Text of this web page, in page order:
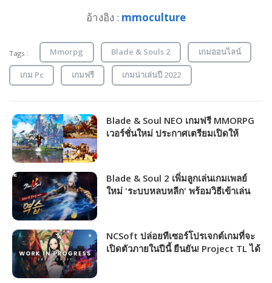
อ้างอิง : mmoculture
Tags : Mmorpg Blade & Souls 2 เกมออนไลน์
เกม Pc เกมฟรี เกมน่าเล่นปี 2022
Blade & Soul NEO เกมฟรี MMORPG
เวอร์ชั่นใหม่ ประกาศเตรียมเปิดให้
Blade & Soul 2 เพิ่มลูกเล่นเกมเพลย์
ใหม่ 'ระบบหลบหลีก' พร้อมวิธีเข้าเล่น
NCSoft ปล่อยทีเซอร์โปรเจกต์เกมที่จะ
เปิดตัวภายในปีนี้ ยืนยัน! Project TL ได้